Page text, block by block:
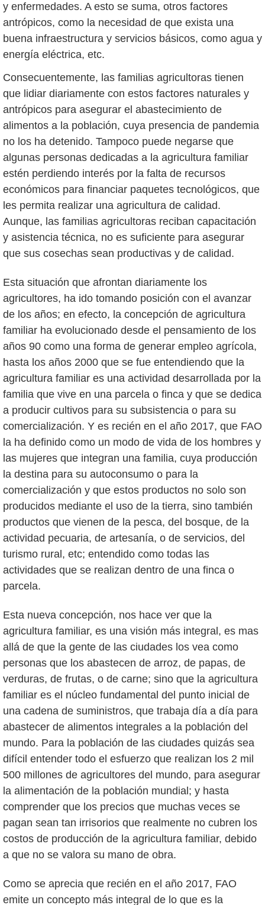
y enfermedades. A esto se suma, otros factores
antrópicos, como la necesidad de que exista una
buena infraestructura y servicios básicos, como agua y
energía eléctrica, etc.
Consecuentemente, las familias agricultoras tienen
que lidiar diariamente con estos factores naturales y
antrópicos para asegurar el abastecimiento de
alimentos a la población, cuya presencia de pandemia
no los ha detenido. Tampoco puede negarse que
algunas personas dedicadas a la agricultura familiar
estén perdiendo interés por la falta de recursos
económicos para financiar paquetes tecnológicos, que
les permita realizar una agricultura de calidad.
Aunque, las familias agricultoras reciban capacitación
y asistencia técnica, no es suficiente para asegurar
que sus cosechas sean productivas y de calidad.
Esta situación que afrontan diariamente los
agricultores, ha ido tomando posición con el avanzar
de los años; en efecto, la concepción de agricultura
familiar ha evolucionado desde el pensamiento de los
años 90 como una forma de generar empleo agrícola,
hasta los años 2000 que se fue entendiendo que la
agricultura familiar es una actividad desarrollada por la
familia que vive en una parcela o finca y que se dedica
a producir cultivos para su subsistencia o para su
comercialización. Y es recién en el año 2017, que FAO
la ha definido como un modo de vida de los hombres y
las mujeres que integran una familia, cuya producción
la destina para su autoconsumo o para la
comercialización y que estos productos no solo son
producidos mediante el uso de la tierra, sino también
productos que vienen de la pesca, del bosque, de la
actividad pecuaria, de artesanía, o de servicios, del
turismo rural, etc; entendido como todas las
actividades que se realizan dentro de una finca o
parcela.
Esta nueva concepción, nos hace ver que la
agricultura familiar, es una visión más integral, es mas
allá de que la gente de las ciudades los vea como
personas que los abastecen de arroz, de papas, de
verduras, de frutas, o de carne; sino que la agricultura
familiar es el núcleo fundamental del punto inicial de
una cadena de suministros, que trabaja día a día para
abastecer de alimentos integrales a la población del
mundo. Para la población de las ciudades quizás sea
difícil entender todo el esfuerzo que realizan los 2 mil
500 millones de agricultores del mundo, para asegurar
la alimentación de la población mundial; y hasta
comprender que los precios que muchas veces se
pagan sean tan irrisorios que realmente no cubren los
costos de producción de la agricultura familiar, debido
a que no se valora su mano de obra.
Como se aprecia que recién en el año 2017, FAO
emite un concepto más integral de lo que es la